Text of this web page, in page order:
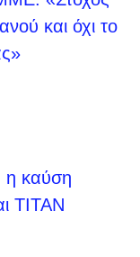
και όχι το
η καύση
ΤΙΤΑΝ